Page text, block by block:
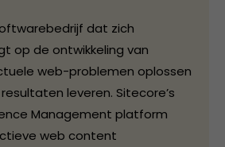
dat zich
op de ontwikkeling van
web-problemen oplossen
leveren. Sitecore’s
Management platform
web content